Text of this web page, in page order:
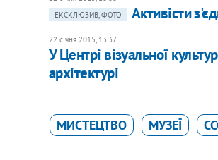
ЕКСКЛЮЗИВ, ФОТО
Активісти
22 січня 2015, 13:37
У Центрі візуальної
архітектурі
МИСТЕЦТВО МУЗЕЇ